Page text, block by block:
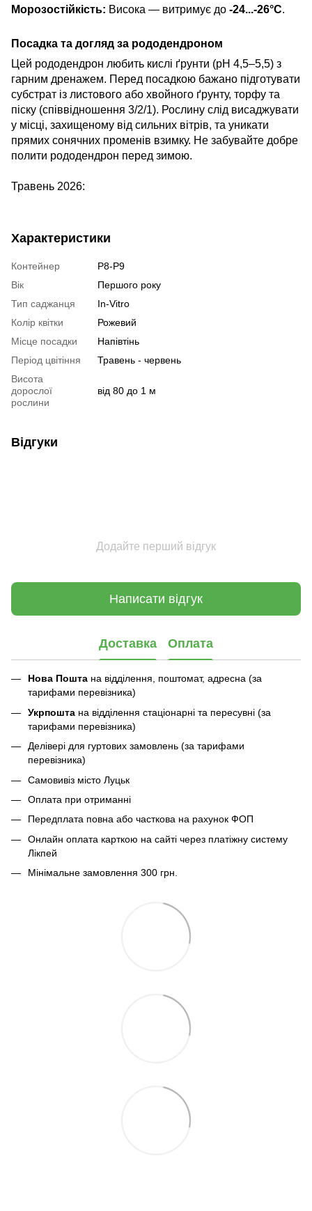
Морозостійкість: Висока — витримує до -24...-26°C.
Посадка та догляд за рододендроном
Цей рододендрон любить кислі ґрунти (рН 4,5–5,5) з
гарним дренажем. Перед посадкою бажано підготувати
субстрат із листового або хвойного ґрунту, торфу та
піску (співвідношення 3/2/1). Рослину слід висаджувати
у місці, захищеному від сильних вітрів, та уникати
прямих сонячних променів взимку. Не забувайте добре
полити рододендрон перед зимою.
Травень 2026:
Характеристики
Контейнер
Р8-Р9
Вік
Першого року
Тип саджанця
In-Vitro
Колір квітки
Рожевий
Місце посадки
Напівтінь
Період цвітіння
Травень - червень
Висота
дорослої
рослини
від 80 до 1 м
Відгуки
Додайте перший відгук
Написати відгук
Доставка Оплата
Нова Пошта на відділення, поштомат, адресна (за
тарифами перевізника)
Укрпошта на відділення стаціонарні та пересувні (за
тарифами перевізника)
Делівері для гуртових замовлень (за тарифами
перевізника)
Самовивіз місто Луцьк
Оплата при отриманні
Передплата повна або часткова на рахунок ФОП
Онлайн оплата карткою на сайті через платіжну систему
Лікпей
Мінімальне замовлення 300 грн.